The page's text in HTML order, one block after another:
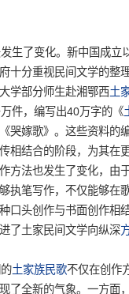
生了变化。新中国成立
十分重视民间文学的整
学部分师生赴湘鄂西土
件，编写出40万字的《
哭嫁歌》。这些资料的
相结合的阶段，为其在
方法也发生了变化，由
执笔写作，不仅能够在
口头创作与书面创作相
了土家民间文学向纵深
土家族民歌不仅在创作
了全新的气象。一方面